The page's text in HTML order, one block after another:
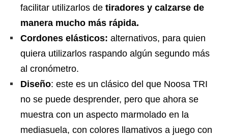
facilitar utilizarlos de tiradores y calzarse de
manera mucho más rápida.
Cordones elásticos: alternativos, para quien
quiera utilizarlos raspando algún segundo más
al cronómetro.
Diseño: este es un clásico del que Noosa TRI
no se puede desprender, pero que ahora se
muestra con un aspecto marmolado en la
mediasuela, con colores llamativos a juego con